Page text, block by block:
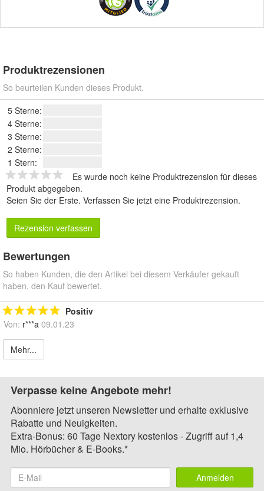
Produktrezensionen
So beurteilen Kunden dieses Produkt.
5 Sterne:
4 Sterne:
3 Sterne:
2 Sterne:
1 Stern:
Es wurde noch keine Produktrezension für dieses
Produkt abgegeben.
Seien Sie der Erste. Verfassen Sie jetzt eine Produktrezension.
Rezension verfassen
Bewertungen
So haben Kunden, die den Artikel bei diesem Verkäufer gekauft
haben, den Kauf bewertet.
Positiv
Von: r***a 09.01.23
Mehr...
Verpasse keine Angebote mehr!
Abonniere jetzt unseren Newsletter und erhalte exklusive
Rabatte und Neuigkeiten.
Extra-Bonus: 60 Tage Nextory kostenlos - Zugriff auf 1,4
Mio. Hörbücher & E-Books.*
Anmelden